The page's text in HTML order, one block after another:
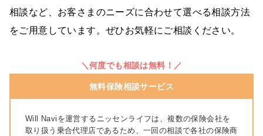
相談など、お客さまのニーズに合わせて選べる相談方法
をご用意しています。ぜひお気軽にご相談ください。
＼何度でも相談は無料！／
無料保険相談サービス
Will Naviを運営するニッセンライフは、複数の保険会社を
取り扱う乗合代理店であるため、一回の相談で各社の保険商